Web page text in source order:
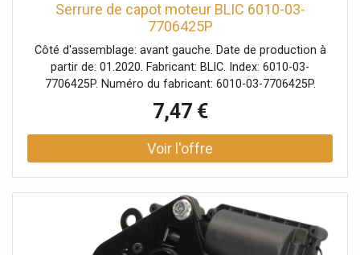
Serrure de capot moteur BLIC 6010-03-
7706425P
Côté d'assemblage: avant gauche. Date de production à
partir de: 01.2020. Fabricant: BLIC. Index: 6010-03-
7706425P. Numéro du fabricant: 6010-03-7706425P.
7,47 €